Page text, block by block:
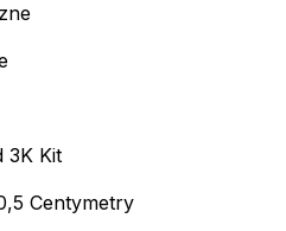
3K Kit
Centymetry